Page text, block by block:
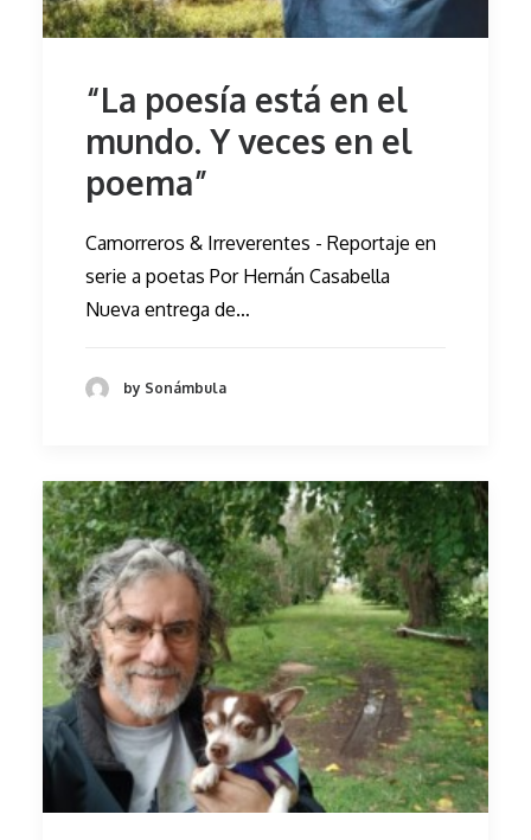
“La poesía está en el
mundo. Y veces en el
poema”
Camorreros & Irreverentes - Reportaje en
serie a poetas Por Hernán Casabella
Nueva entrega de…
by Sonámbula